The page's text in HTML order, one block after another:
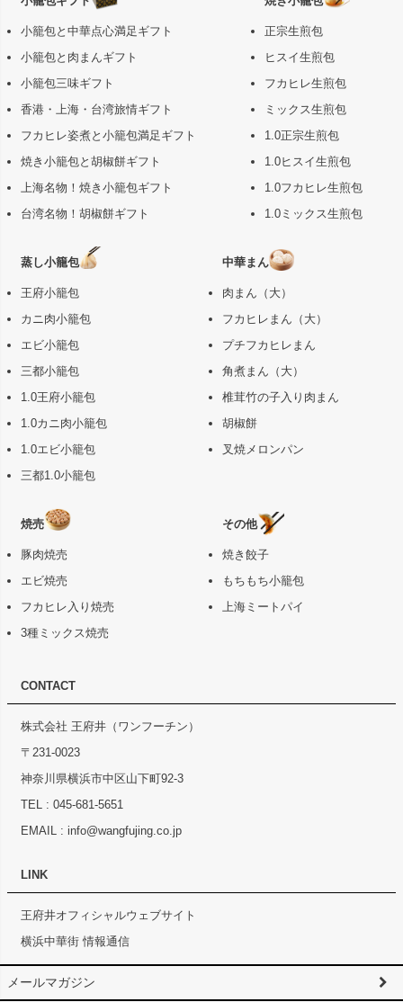
小籠包と中華点心満足ギフト
小籠包と肉まんギフト
小籠包三味ギフト
香港・上海・台湾旅情ギフト
フカヒレ姿煮と小籠包満足ギフト
焼き小籠包と胡椒餅ギフト
上海名物！焼き小籠包ギフト
台湾名物！胡椒餅ギフト
正宗生煎包
ヒスイ生煎包
フカヒレ生煎包
ミックス生煎包
1.0正宗生煎包
1.0ヒスイ生煎包
1.0フカヒレ生煎包
1.0ミックス生煎包
蒸し小籠包
王府小籠包
カニ肉小籠包
エビ小籠包
三都小籠包
1.0王府小籠包
1.0カニ肉小籠包
1.0エビ小籠包
三都1.0小籠包
中華まん
肉まん（大）
フカヒレまん（大）
プチフカヒレまん
角煮まん（大）
椎茸竹の子入り肉まん
胡椒餅
叉焼メロンパン
焼売
豚肉焼売
エビ焼売
フカヒレ入り焼売
3種ミックス焼売
その他
焼き餃子
もちもち小籠包
上海ミートパイ
CONTACT
株式会社 王府井（ワンフーチン）
〒231-0023
神奈川県横浜市中区山下町92-3
TEL : 045-681-5651
EMAIL : info@wangfujing.co.jp
LINK
王府井オフィシャルウェブサイト
横浜中華街 情報通信
メールマガジン